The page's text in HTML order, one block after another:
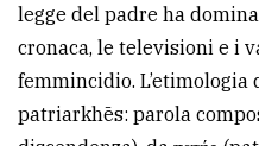
Cerca
per
comune
Ricerca
legge del padre ha
cronaca, le televisioni e i
femmincidio.
patriarkhēs: parola